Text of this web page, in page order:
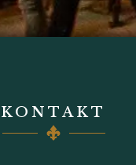
KONTAKT